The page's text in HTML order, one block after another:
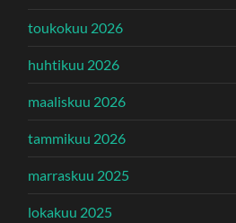
toukokuu 2026
huhtikuu 2026
maaliskuu 2026
tammikuu 2026
marraskuu 2025
lokakuu 2025